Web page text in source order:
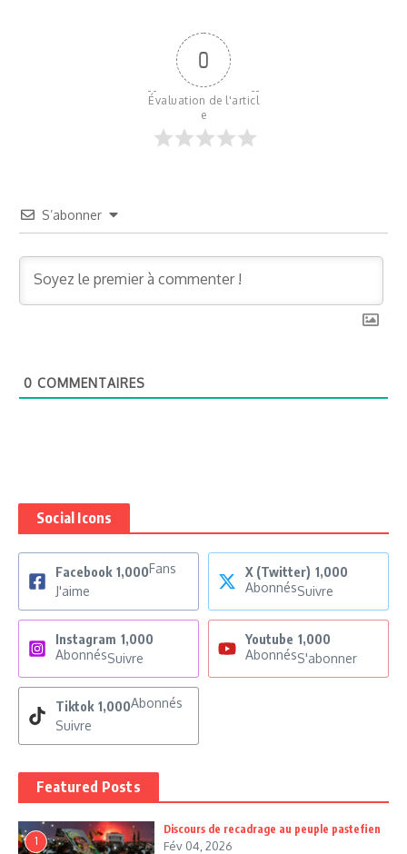
0
Évaluation de l'articl
e
S’abonner
0 COMMENTAIRES
Social Icons
Facebook 1,000Fans
J'aime
X (Twitter) 1,000
AbonnésSuivre
Instagram 1,000
AbonnésSuivre
Youtube 1,000
AbonnésS'abonner
Tiktok 1,000Abonnés
Suivre
Featured Posts
1
Discours de recadrage au peuple pastefien
Fév 04, 2026